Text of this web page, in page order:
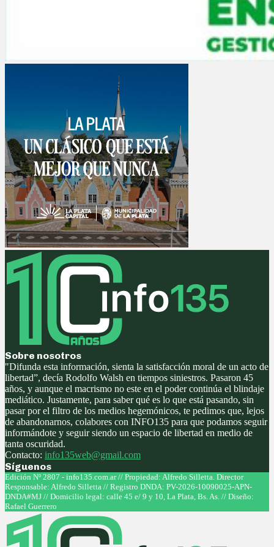
Sobre nosotros
"Difunda esta información, sienta la satisfacción moral de un acto de
libertad”, decía Rodolfo Walsh en tiempos siniestros. Pasaron 45
años, y aunque el macrismo no este en el poder continúa el blindaje
mediático. Justamente, para saber qué es lo que está pasando, sin
pasar por el filtro de los medios hegemónicos, te pedimos que, lejos
de abandonarnos, colabores con INFO135 para que podamos seguir
informándote y seguir siendo un espacio de libertad en medio de
tanta oscuridad.
Contacto: info135web@gmail.com
Síguenos
Facebook
Twitter
Instagram
Youtube
Edición Nº 2807 - info135.com.ar // Propiedad: Alfredo Silletta. Director
Responsable: Alfredo Silletta // Registro DNDA: PV-2026-10090025-APN-
DNDA#MJ // Domicilio legal: calle 45 e/ 9 y 10, La Plata, Bs. As. // Diseño:
Rafael Guerrero